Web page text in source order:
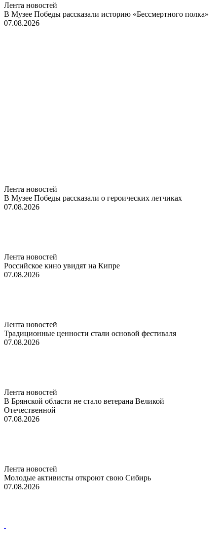
Лента новостей
В Музее Победы рассказали историю «Бессмертного полка»
07.08.2026
Лента новостей
В Музее Победы рассказали о героических летчиках
07.08.2026
Лента новостей
Российское кино увидят на Кипре
07.08.2026
Лента новостей
Традиционные ценности стали основой фестиваля
07.08.2026
Лента новостей
В Брянской области не стало ветерана Великой
Отечественной
07.08.2026
Лента новостей
Молодые активисты откроют свою Сибирь
07.08.2026